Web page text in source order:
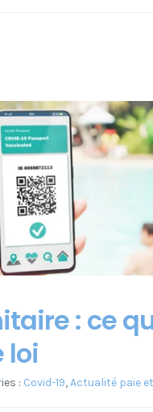
: ce
loi
: Covid-19,Actualité paie